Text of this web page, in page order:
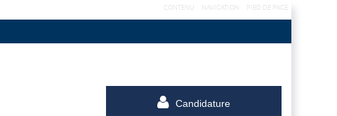
CONTENU NAVIGATION PIED DE PAGE
Candidature